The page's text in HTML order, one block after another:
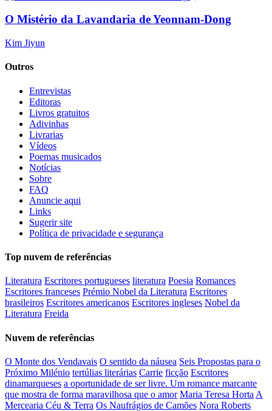
O Mistério da Lavandaria de Yeonnam-Dong
Kim Jiyun
Outros
Entrevistas
Editoras
Livros gratuitos
Adivinhas
Livrarias
Vídeos
Poemas musicados
Notícias
Sobre
FAQ
Anuncie aqui
Links
Sugerir site
Política de privacidade e segurança
Top nuvem de referências
Literatura Escritores portugueses literatura Poesia Romances
Escritores franceses Prémio Nobel da Literatura Escritores
brasileiros Escritores americanos Escritores ingleses Nobel da
Literatura Freida
Nuvem de referências
O Monte dos Vendavais O sentido da náusea Seis Propostas para o
Próximo Milénio tertúlias literárias Carrie ficção Escritores
dinamarqueses a oportunidade de ser livre. Um romance marcante
que mostra de forma maravilhosa que o amor Maria Teresa Horta A
Mercearia Céu & Terra Os Naufrágios de Camões Nora Roberts